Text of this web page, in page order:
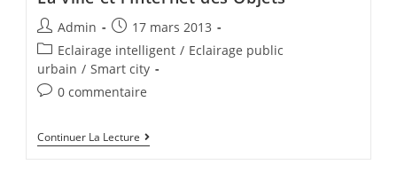
Admin
17 mars 2013
Eclairage intelligent / Eclairage public
urbain / Smart city
0 commentaire
Continuer La Lecture